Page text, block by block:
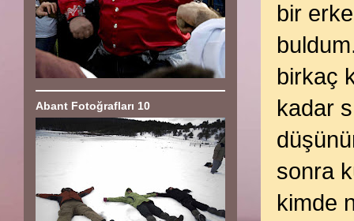
bir
birkaç
kadar
sonra
kimde
Abant Fotoğrafları 10